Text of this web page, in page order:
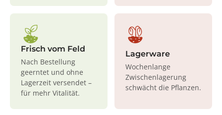
Frisch vom Feld
Nach Bestellung
geerntet und ohne
Lagerzeit versendet –
für mehr Vitalität.
Lagerware
Wochenlange
Zwischenlagerung
schwächt die Pflanzen.